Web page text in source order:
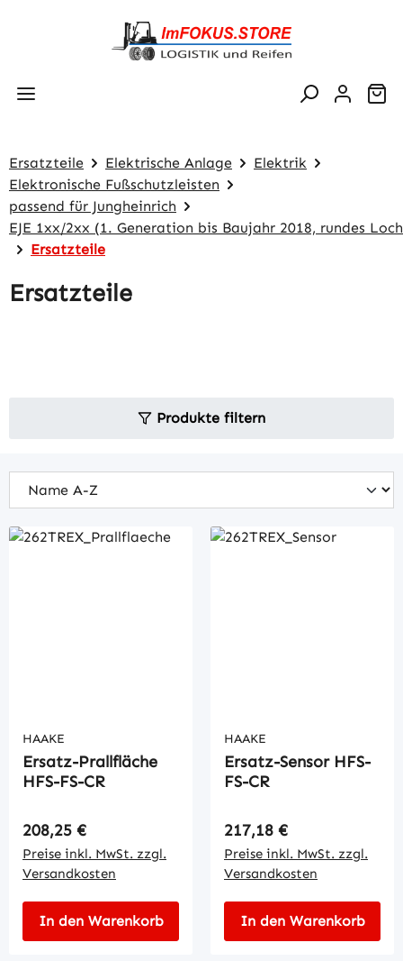
Zum Hauptinhalt springen
Ersatzteile Elektrische Anlage
Elektrik
Elektronische Fußschutzleisten
passend für Jungheinrich
EJE 1xx/2xx (1. Generation bis Baujahr 2018, rundes
Ersatzteile
Ersatzteile
Produkte filtern
HAAKE
Ersatz-Prallfläche
HFS-FS-CR
Regulärer Preis:
208,25 €
Preise inkl. MwSt. zzgl.
Versandkosten
In den Warenkorb
HAAKE
Ersatz-Sensor HFS-
FS-CR
Regulärer Preis:
217,18 €
Preise inkl. MwSt. zzgl.
Versandkosten
In den Warenkorb